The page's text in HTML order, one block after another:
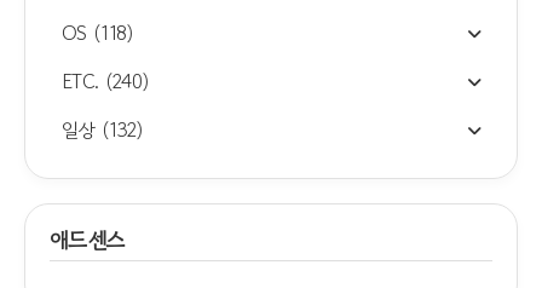
OS (118)
ETC. (240)
일상 (132)
애드센스